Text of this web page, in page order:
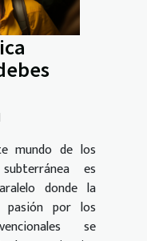
mundo de los
es
donde la
por los
se